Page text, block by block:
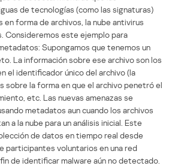
de tecnologías (como las signaturas)
forma de archivos, la nube antivirus
Consideremos este ejemplo para
Supongamos que tenemos un
La información sobre ese archivo son los
el identificador único del archivo (la
sobre la forma en que el archivo penetró el
etc. Las nuevas amenazas se
metadatos aun cuando los archivos
a la nube para un análisis inicial. Este
de datos en tiempo real desde
participantes voluntarios en una red
de identificar malware aún no detectado.